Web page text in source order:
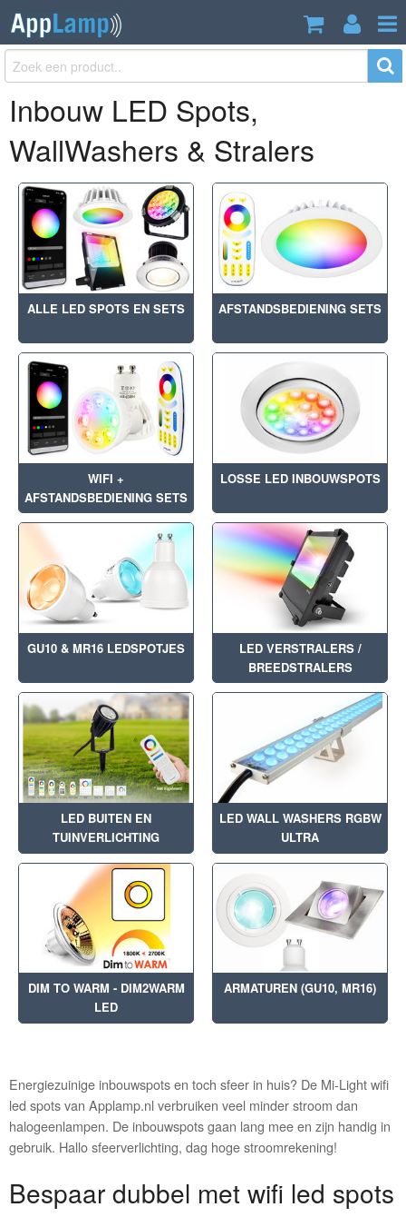
Inbouw LED Spots,
WallWashers & Stralers
ALLE LED SPOTS EN SETS AFSTANDSBEDIENING SETS
WIFI +
AFSTANDSBEDIENING SETS
LOSSE LED INBOUWSPOTS
GU10 & MR16 LEDSPOTJES
LED VERSTRALERS /
BREEDSTRALERS
LED BUITEN EN
TUINVERLICHTING
LED WALL WASHERS RGBW
ULTRA
DIM TO WARM - DIM2WARM
LED
ARMATUREN (GU10, MR16)
Energiezuinige inbouwspots en toch sfeer in huis? De Mi-Light wifi
led spots van Applamp.nl verbruiken veel minder stroom dan
halogeenlampen. De inbouwspots gaan lang mee en zijn handig in
gebruik. Hallo sfeerverlichting, dag hoge stroomrekening!
Bespaar dubbel met wifi led spots